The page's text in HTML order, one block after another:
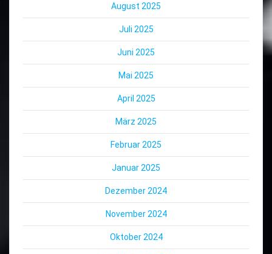
August 2025
Juli 2025
Juni 2025
Mai 2025
April 2025
März 2025
Februar 2025
Januar 2025
Dezember 2024
November 2024
Oktober 2024